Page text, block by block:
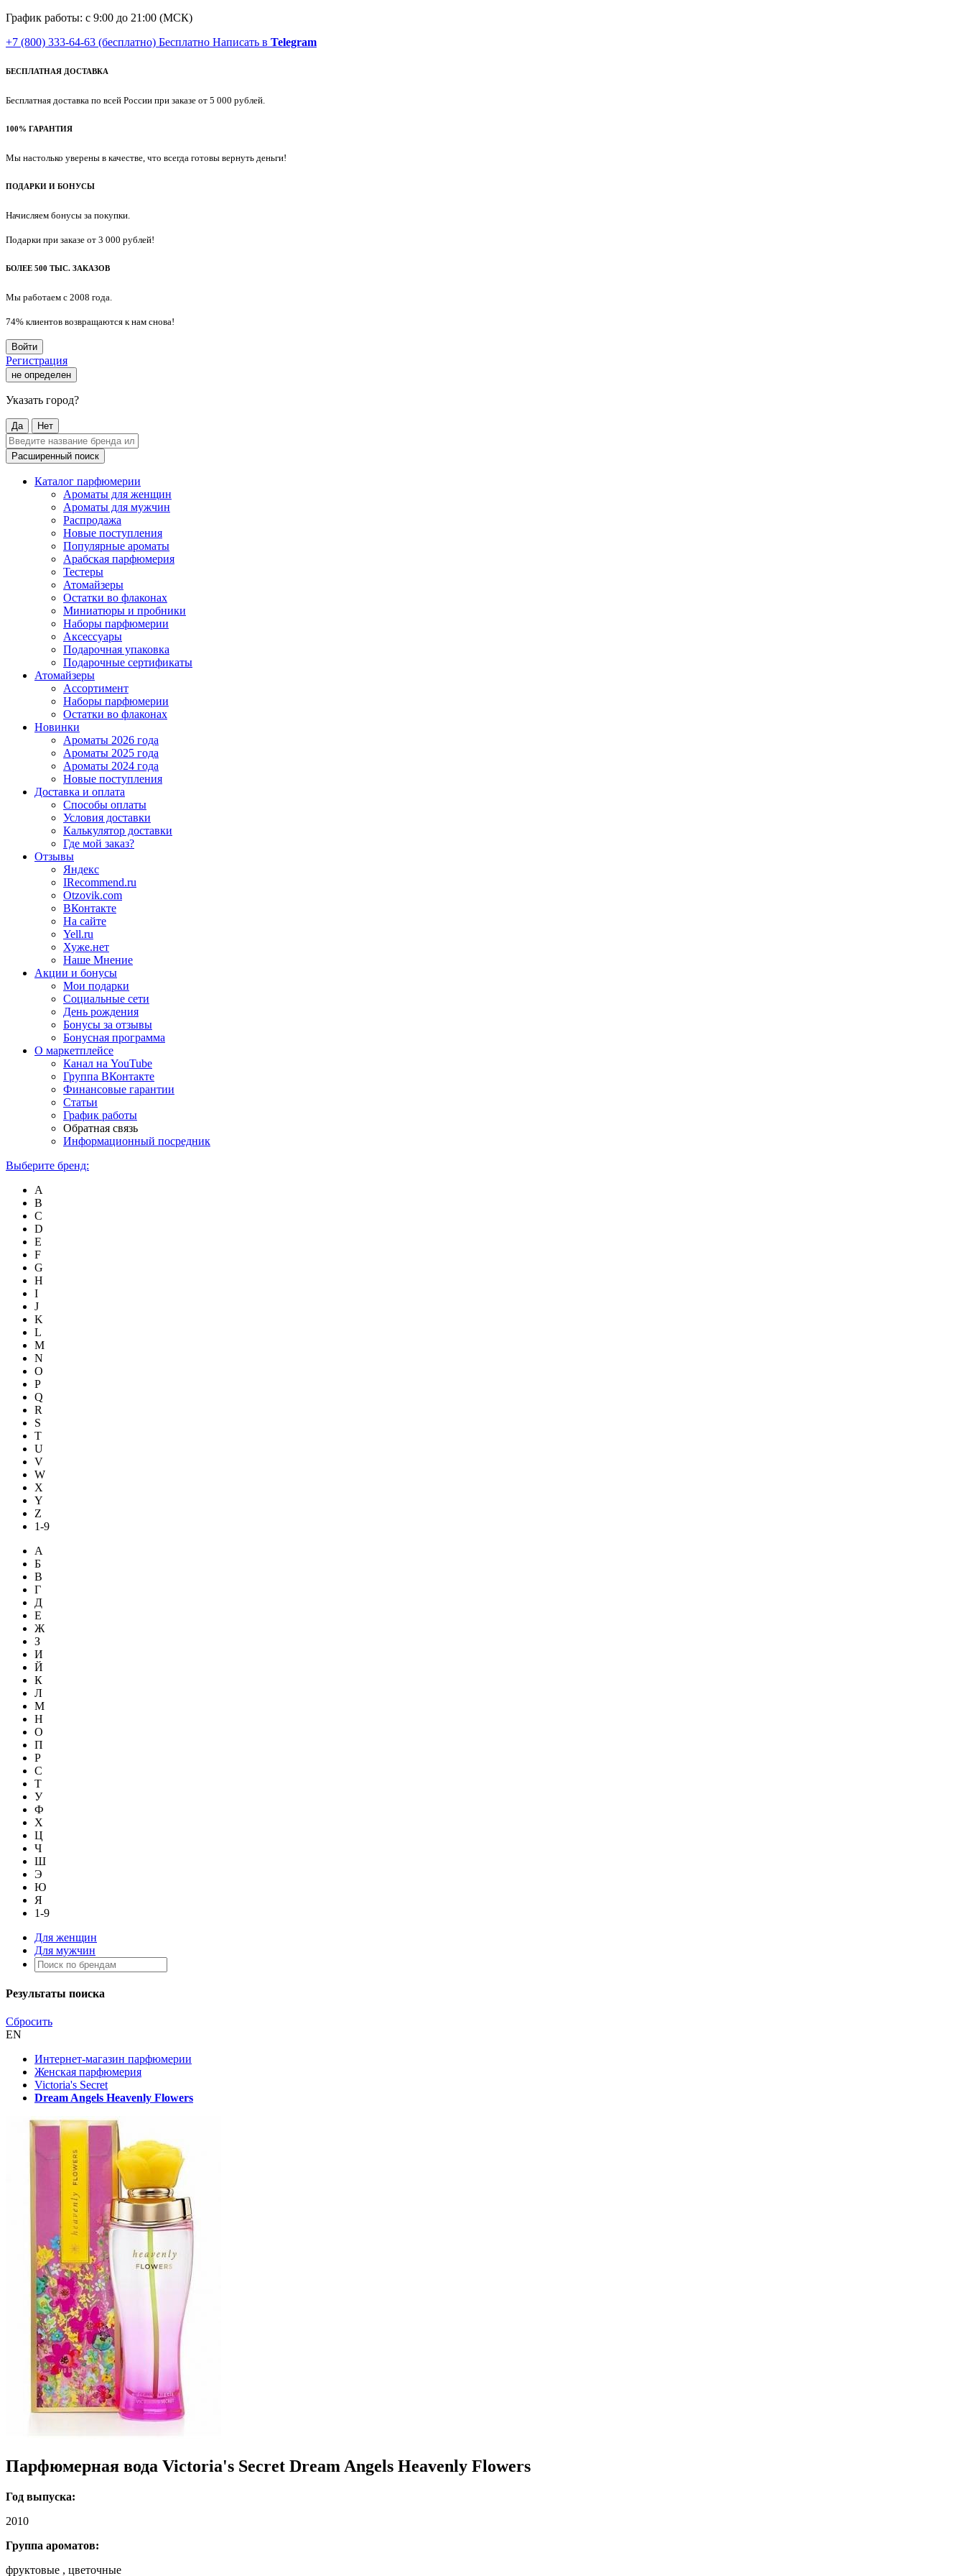
График работы: с 9:00 до 21:00 (МСК)
+7 (800) 333-64-63 (бесплатно) Бесплатно Написать в Telegram
БЕСПЛАТНАЯ ДОСТАВКА
Бесплатная доставка по всей России при заказе от 5 000 рублей.
100% ГАРАНТИЯ
Мы настолько уверены в качестве, что всегда готовы вернуть деньги!
ПОДАРКИ И БОНУСЫ
Начисляем бонусы за покупки.
Подарки при заказе от 3 000 рублей!
БОЛЕЕ 500 ТЫС. ЗАКАЗОВ
Мы работаем с 2008 года.
74% клиентов возвращаются к нам снова!
Войти
Регистрация
не определен
Указать город?
Да Нет
Расширенный поиск
Каталог парфюмерии
Ароматы для женщин
Ароматы для мужчин
Распродажа
Новые поступления
Популярные ароматы
Арабская парфюмерия
Тестеры
Атомайзеры
Остатки во флаконах
Миниатюры и пробники
Наборы парфюмерии
Аксессуары
Подарочная упаковка
Подарочные сертификаты
Атомайзеры
Ассортимент
Наборы парфюмерии
Остатки во флаконах
Новинки
Ароматы 2026 года
Ароматы 2025 года
Ароматы 2024 года
Новые поступления
Доставка и оплата
Способы оплаты
Условия доставки
Калькулятор доставки
Где мой заказ?
Отзывы
Яндекс
IRecommend.ru
Otzovik.com
ВКонтакте
На сайте
Yell.ru
Хуже.нет
Наше Мнение
Акции и бонусы
Мои подарки
Социальные сети
День рождения
Бонусы за отзывы
Бонусная программа
О маркетплейсе
Канал на YouTube
Группа ВКонтакте
Финансовые гарантии
Статьи
График работы
Обратная связь
Информационный посредник
Выберите бренд:
A
B
C
D
E
F
G
H
I
J
K
L
M
N
O
P
Q
R
S
T
U
V
W
X
Y
Z
1-9
А
Б
В
Г
Д
Е
Ж
З
И
Й
К
Л
М
Н
О
П
Р
С
Т
У
Ф
Х
Ц
Ч
Ш
Э
Ю
Я
1-9
Для женщин
Для мужчин
Результаты поиска
Сбросить
EN
Интернет-магазин парфюмерии
Женская парфюмерия
Victoria's Secret
Dream Angels Heavenly Flowers
Парфюмерная вода Victoria's Secret Dream Angels Heavenly Flowers
Год выпуска:
2010
Группа ароматов:
фруктовые , цветочные